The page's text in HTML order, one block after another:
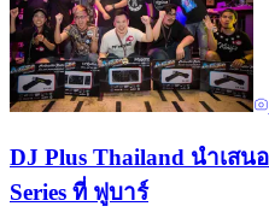
DJ Plus Thailand นำเสน
Series ที่ ฟูบาร์